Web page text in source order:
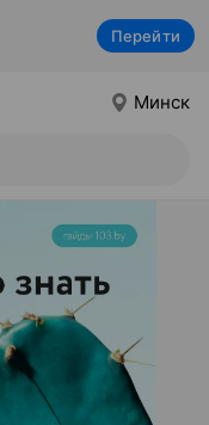
Перейти
Минск